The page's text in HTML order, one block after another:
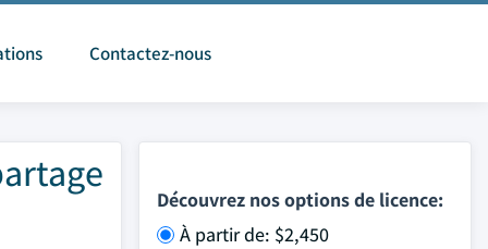
Contactez-nous
Découvrez nos options de licence:
À partir de: $2,450